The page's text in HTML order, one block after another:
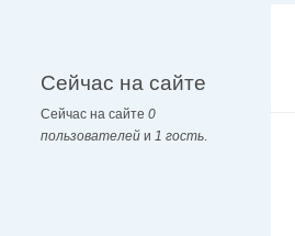
Сейчас на сайте
Сейчас на сайте 0
пользователей и 1 гость.